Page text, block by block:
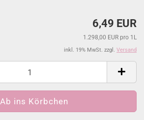
6,49 EUR
1.298,00 EUR pro 1L
inkl. 19% MwSt. zzgl. Versand